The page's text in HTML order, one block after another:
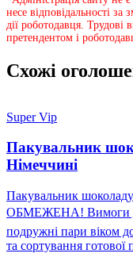
несе відповідальності за
дії роботодавця.
претендентом і
Схожі
Super Vip
Пакувальник
Німеччині
Пакувальник
ОБМЕЖЕНА! Вимоги до
подружні пари віком
та сортування готової